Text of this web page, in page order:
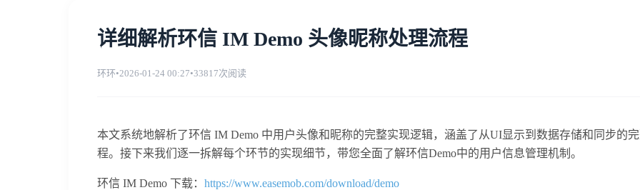
详细解析环信 IM Demo 头像昵称处理流程
环环•2026-01-24 00:27•33817次阅读
本文系统地解析了环信 IM Demo 中用户头像和昵称的完整实现逻辑，涵盖了从UI显示到数据存储和同步的
程。接下来我们逐一拆解每个环节的实现细节，带您全面了解环信Demo中的用户信息管理机制。
环信 IM Demo 下载： https://www.easemob.com/download/demo